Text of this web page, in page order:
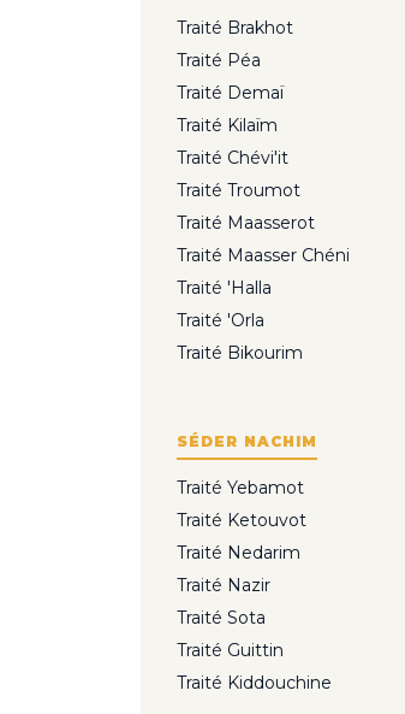
Traité Brakhot
Traité Péa
Traité Demaï
Traité Kilaïm
Traité Chévi'it
Traité Troumot
Traité Maasserot
Traité Maasser Chéni
Traité 'Halla
Traité 'Orla
Traité Bikourim
SÉDER NACHIM
Traité Yebamot
Traité Ketouvot
Traité Nedarim
Traité Nazir
Traité Sota
Traité Guittin
Traité Kiddouchine